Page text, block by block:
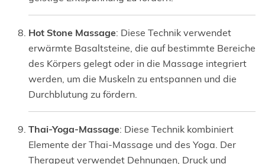
Hot Stone Massage: Diese Technik verwendet
erwärmte Basaltsteine, die auf bestimmte Bereiche
des Körpers gelegt oder in die Massage integriert
werden, um die Muskeln zu entspannen und die
Durchblutung zu fördern.
Thai-Yoga-Massage: Diese Technik kombiniert
Elemente der Thai-Massage und des Yoga. Der
Therapeut verwendet Dehnungen, Druck und